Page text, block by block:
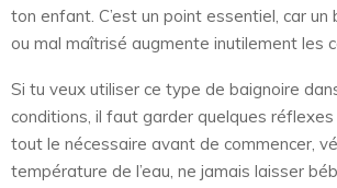
ton enfant. C’est un point essentiel, car
ou mal maîtrisé augmente inutilement les
Si tu veux utiliser ce type de baignoire
conditions, il faut garder quelques
tout le nécessaire avant de commencer,
température de l’eau, ne jamais laisser